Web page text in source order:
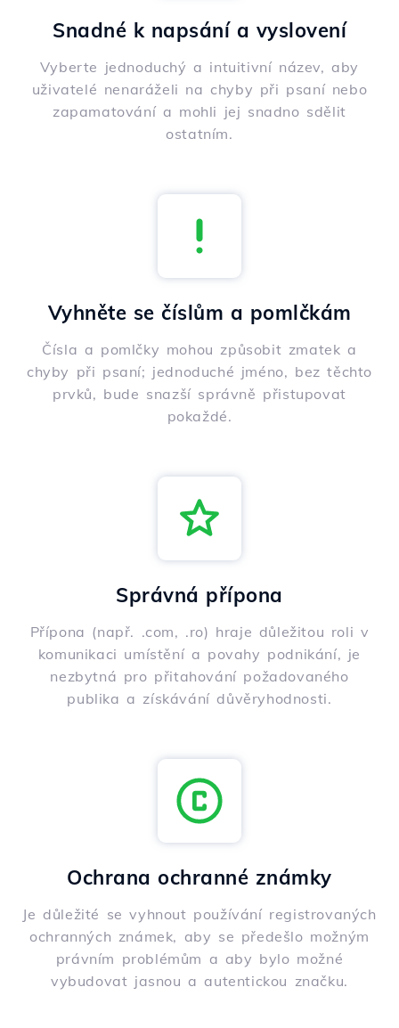
Snadné k napsání a vyslovení
Vyberte jednoduchý a intuitivní název, aby
uživatelé nenaráželi na chyby při psaní nebo
zapamatování a mohli jej snadno sdělit
ostatním.
Vyhněte se číslům a pomlčkám
Čísla a pomlčky mohou způsobit zmatek a
chyby při psaní; jednoduché jméno, bez těchto
prvků, bude snazší správně přistupovat
pokaždé.
Správná přípona
Přípona (např. .com, .ro) hraje důležitou roli v
komunikaci umístění a povahy podnikání, je
nezbytná pro přitahování požadovaného
publika a získávání důvěryhodnosti.
Ochrana ochranné známky
Je důležité se vyhnout používání registrovaných
ochranných známek, aby se předešlo možným
právním problémům a aby bylo možné
vybudovat jasnou a autentickou značku.